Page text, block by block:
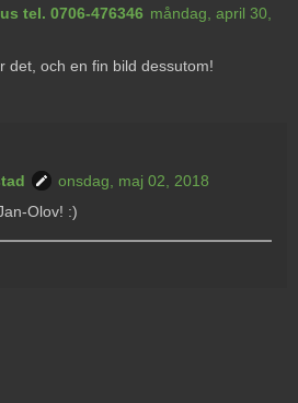
tel. 0706-476346 måndag, april 30,
det, och en fin bild dessutom!
onsdag, maj 02, 2018
Olov! :)